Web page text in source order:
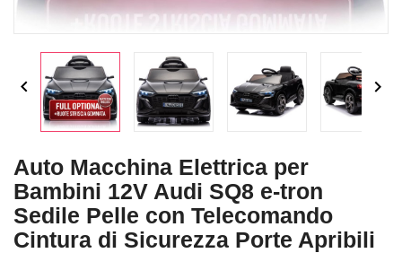
 
Auto Macchina Elettrica per
Bambini 12V Audi SQ8 e-tron
Sedile Pelle con Telecomando
Cintura di Sicurezza Porte Apribili